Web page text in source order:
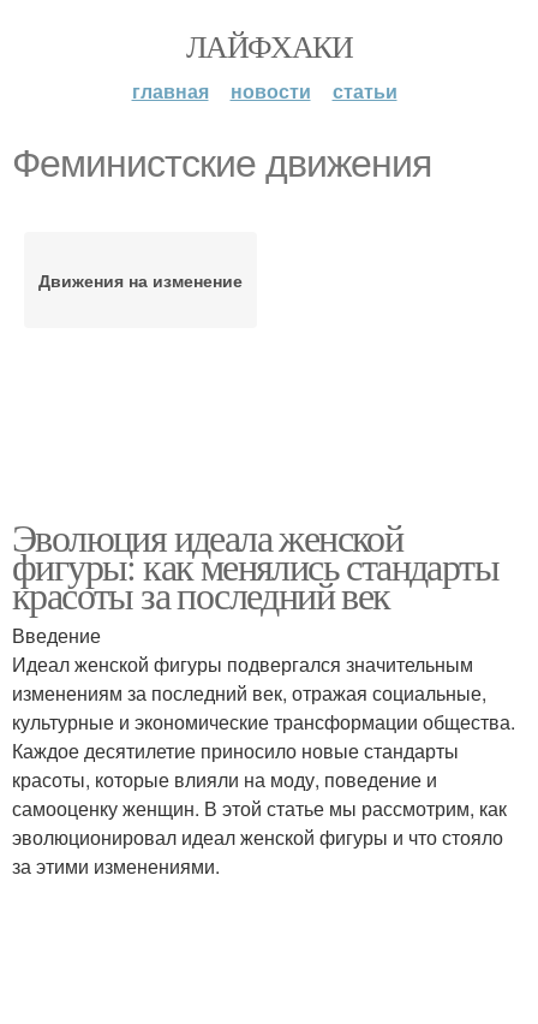
ЛАЙФХАКИ
главная новости статьи
Феминистские движения
Движения на изменение
Эволюция идеала женской
фигуры: как менялись стандарты
красоты за последний век
Введение
Идеал женской фигуры подвергался значительным
изменениям за последний век, отражая социальные,
культурные и экономические трансформации общества.
Каждое десятилетие приносило новые стандарты
красоты, которые влияли на моду, поведение и
самооценку женщин. В этой статье мы рассмотрим, как
эволюционировал идеал женской фигуры и что стояло
за этими изменениями.